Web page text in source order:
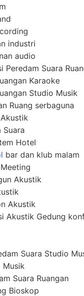
industri
audio
Peredam Suara
Karaoke
Studio Musik
Ruang serbaguna
Suara
Hotel
bar dan klub malam
Akustik
Akustik
Akustik Gedung
Suara Studio
Musik
Suara Ruangan
Bioskop